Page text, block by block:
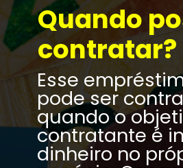
Esse
pode ser
quando o
contratante é
dinheiro no
Quando
contratar?